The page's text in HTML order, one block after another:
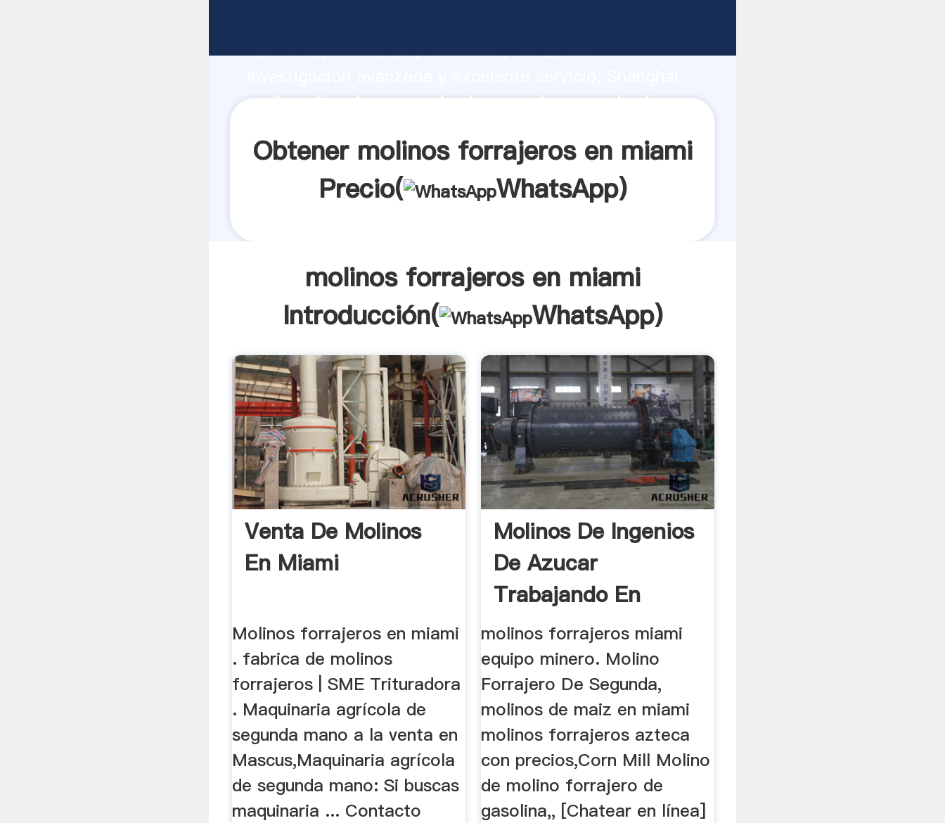
fuerte capacidad de producción, fuerza de
molinos forrajeros en miami proveedor crea el valor y
Obtener molinos forrajeros en miami
Precio(
WhatsApp)
molinos forrajeros en miami
Introducción(
WhatsApp)
Venta De Molinos
En Miami
Molinos forrajeros en miami
. fabrica de molinos
forrajeros | SME Trituradora
. Maquinaria agrícola de
segunda mano a la venta en
Mascus,Maquinaria agrícola
de segunda mano: Si buscas
maquinaria ... Contacto
Molinos De Ingenios
De Azucar
Trabajando En
Florida
molinos forrajeros miami
equipo minero. Molino
Forrajero De Segunda,
molinos de maiz en miami
molinos forrajeros azteca
con precios,Corn Mill Molino
de molino forrajero de
gasolina,, [Chatear en línea]